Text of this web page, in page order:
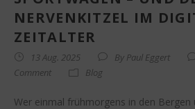
ERVENKITZEL IM
EITALTER
13 Aug. 2025 By Paul Eggert
Comment
Blog
Wer einmal frühmorgens in den